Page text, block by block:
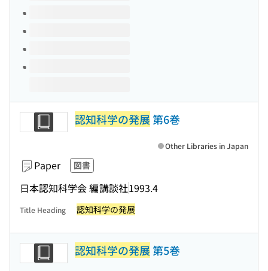
認知科学の発展第6巻
Paper 図書
日本認知科学会 編講談社1993.4
Other Libraries in Japan
Title Heading 認知科学の発展
認知科学の発展第5巻